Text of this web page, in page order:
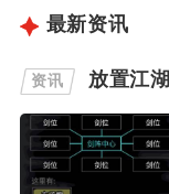
最新资讯
资讯 放置江